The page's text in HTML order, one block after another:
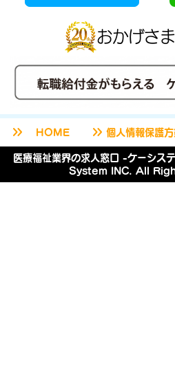
おかげさ
keyboard_double_arrow_right HOME keyboard_double_arrow_right個人情報保護
医療福祉業界の求人窓口 -ケーシ
System INC. All